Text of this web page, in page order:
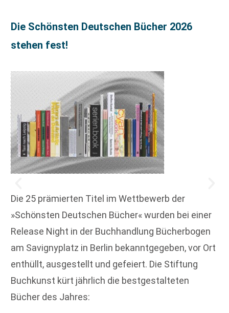
Die Schönsten Deutschen Bücher 2026
stehen fest!
Die 25 prämierten Titel im Wettbewerb der
»Schönsten Deutschen Bücher« wurden bei einer
Release Night in der Buchhandlung Bücherbogen
am Savignyplatz in Berlin bekanntgegeben, vor Ort
enthüllt, ausgestellt und gefeiert. Die Stiftung
Buchkunst kürt jährlich die bestgestalteten
Bücher des Jahres: